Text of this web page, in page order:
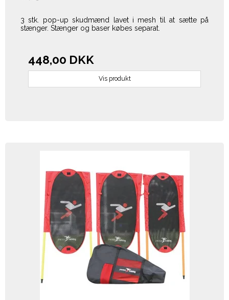
3 stk. pop-up skudmænd lavet i mesh til at sætte på
stænger. Stænger og baser købes separat.
448,00 DKK
Vis produkt